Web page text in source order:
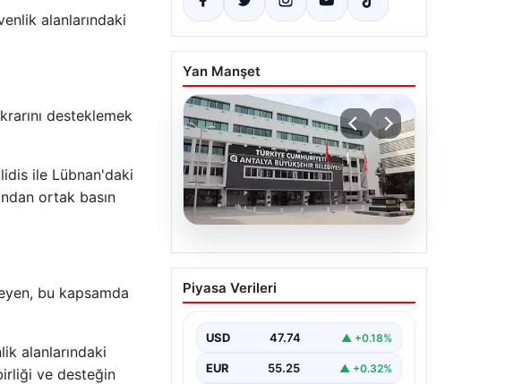
alanlarındaki
desteklemek
ile Lübnan'daki
ortak basın
bu kapsamda
alanlarındaki
ve desteğin
Yan Manşet
06.08.2026
Antalya’daki yolsuzluk
soruşturmasında iki yeni
Piyasa Verileri
USD 47.74 ▲ +0.18%
EUR 55.25 ▲ +0.32%